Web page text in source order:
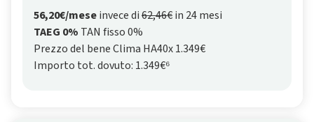
56,20€/meseinvece di62,46€in 24 mesi
TAEG 0% TAN fisso 0%
Prezzo del bene Clima HA40x 1.349€
Importo tot. dovuto: 1.349€⁶